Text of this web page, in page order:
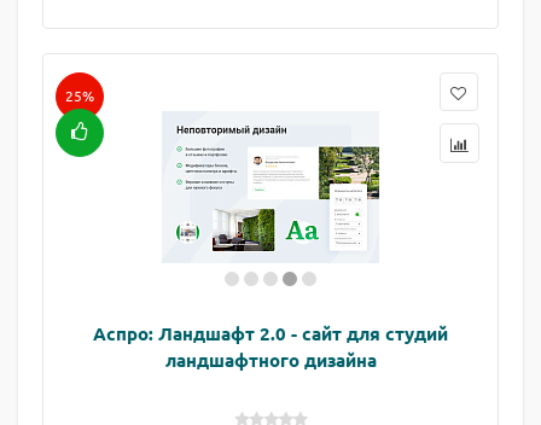
25%
Аспро: Ландшафт 2.0 - сайт для студий
ландшафтного дизайна